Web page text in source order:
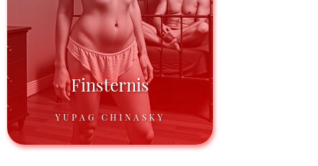
Finsternis
YUPAG CHINASKY